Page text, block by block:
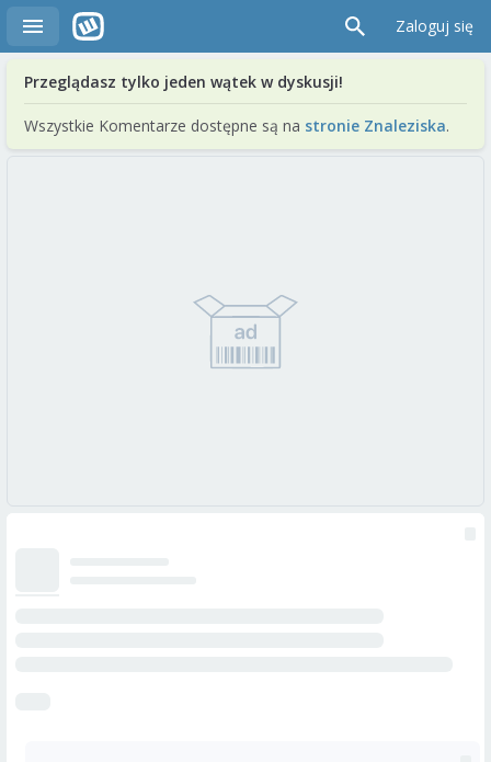
Zaloguj się
Przeglądasz tylko jeden wątek w dyskusji!
Wszystkie Komentarze dostępne są na stronie Znaleziska.